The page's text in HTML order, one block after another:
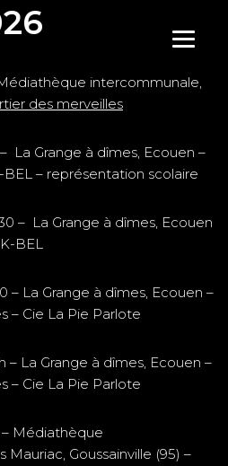
intercommunale,
des merveilles
La Grange à dîmes, Ecouen –
BEL – représentation scolaire
– La Grange à dîmes, Ecouen
BEL
– La Grange à dîmes, Ecouen –
– Cie La Pie Parlote
– La Grange à dîmes, Ecouen –
– Cie La Pie Parlote
– Médiathèque
Goussainville (95) –